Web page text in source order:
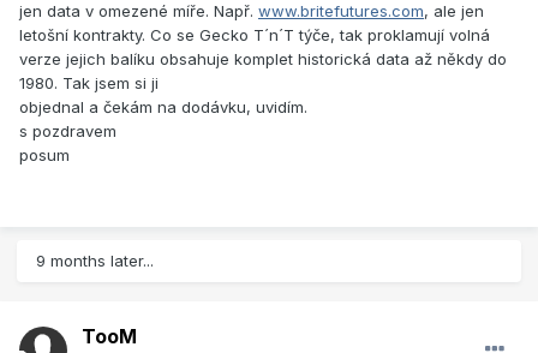
jen data v omezené míře. Např. www.britefutures.com, ale jen
letošní kontrakty. Co se Gecko T´n´T týče, tak proklamují volná
verze jejich balíku obsahuje komplet historická data až někdy do
1980. Tak jsem si ji
objednal a čekám na dodávku, uvidím.
s pozdravem
posum
9 months later...
TooM